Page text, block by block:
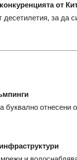
от
за да
буквално отнесени